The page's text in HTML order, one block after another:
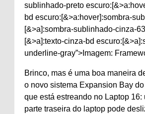
sublinhado-preto
bd escuro:[&>a:hover]:sombra-
[&>a]:sombra-sublinhado-cinza-
[&>a]:texto-cinza-bd
underline-gray”>Imagem:
Brinco, mas é uma boa maneira
o novo sistema Expansion Bay
que está estreando no Laptop 16:
parte traseira do laptop pode